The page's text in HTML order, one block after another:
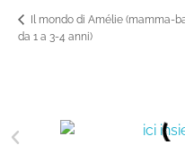
Il mondo di Amélie (mamma-
da 1 a 3-4 anni)